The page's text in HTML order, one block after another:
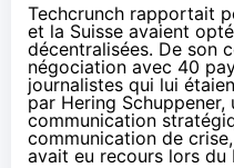
Techcrunch rapportait
et la Suisse avaient
décentralisées. De son
négociation avec 40
journalistes qui lui
par Hering Schuppener,
communication
communication de
avait eu recours lors du